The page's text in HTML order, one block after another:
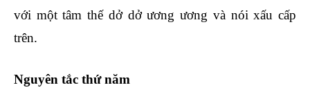
với một tâm thế dở dở ương ương và nói xấu cấp
trên.
Nguyên tắc thứ năm